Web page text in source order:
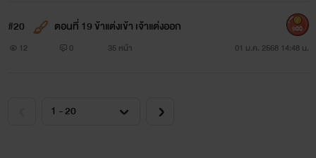
#20 ตอนที่ 19 ข้าแต่งเข้า เจ้าแต่งออก
12 0 35 หน้า 01 ม.ค. 2568 14:48 น.
900